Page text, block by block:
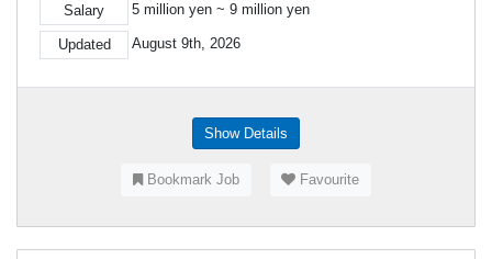
Salary 5 million yen ~ 9 million yen
Updated August 9th, 2026
Show Details
Bookmark Job Favourite